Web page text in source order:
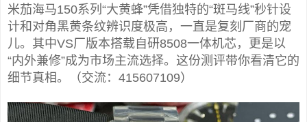
米茄海马150系列“大黄蜂”凭借独特的“斑马线”秒针设
计和对角黑黄条纹辨识度极高，一直是复刻厂商的宠
儿。其中VS厂版本搭载自研8508一体机芯，更是以
“内外兼修”成为市场主流选择。这份测评带你看清它的
细节真相。（交流：415607109）